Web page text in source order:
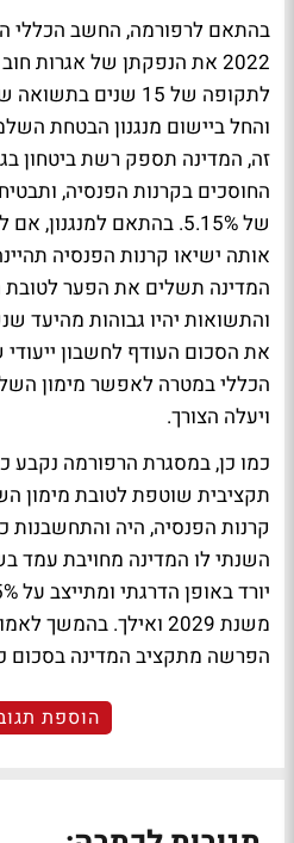
בהתאם לרפורמה, החשב הכללי
2022 את הנפקתן של אגרות
והחל ביישום מנגנון הבטחת
החוסכים בקרנות הפנסיה,
של 5.15%. בהתאם
אותה ישיאו קרנות הפנסיה
המדינה תשלים את הפער לטובת
והתשואות יהיו גבוהות מהיעד
את הסכום העודף לחשבון
הכללי במטרה לאפשר מימון
ויעלה הצורך.
כמו כן, במסגרת הרפורמה נקבע
תקציבית שוטפת לטובת מימון
קרנות הפנסיה, היה
הפרשה מתקציב המדינה בסכום כולל של 421
הוספת